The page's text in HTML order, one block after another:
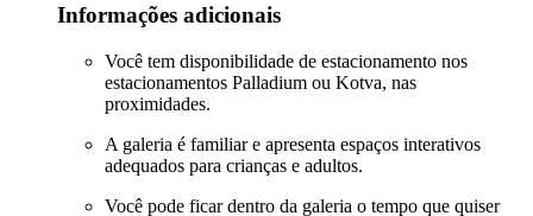
Informações adicionais
Você tem disponibilidade de estacionamento nos
estacionamentos Palladium ou Kotva, nas
proximidades.
A galeria é familiar e apresenta espaços interativos
adequados para crianças e adultos.
Você pode ficar dentro da galeria o tempo que quiser